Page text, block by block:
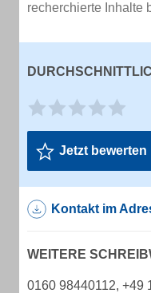
recherchierte Inhalte
Jetzt bewerten
Kontakt im
WEITERE
0160 98440112, +49